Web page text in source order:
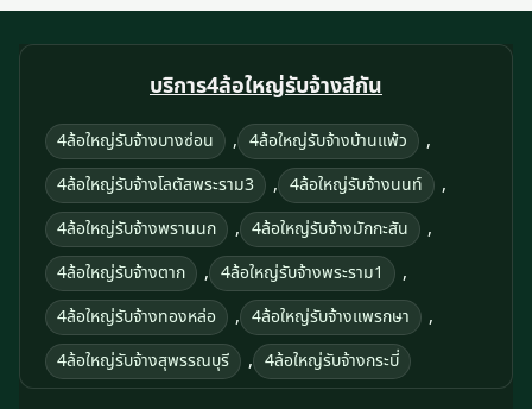
บริการ4ล้อใหญ่รับจ้างสีกัน
4ล้อใหญ่รับจ้างบางซ่อน , 4ล้อใหญ่รับจ้างบ้านแพ้ว ,
4ล้อใหญ่รับจ้างโลตัสพระราม3 , 4ล้อใหญ่รับจ้างนนท์ ,
4ล้อใหญ่รับจ้างพรานนก , 4ล้อใหญ่รับจ้างมักกะสัน ,
4ล้อใหญ่รับจ้างตาก , 4ล้อใหญ่รับจ้างพระราม1 ,
4ล้อใหญ่รับจ้างทองหล่อ , 4ล้อใหญ่รับจ้างแพรกษา ,
4ล้อใหญ่รับจ้างสุพรรณบุรี , 4ล้อใหญ่รับจ้างกระบี่